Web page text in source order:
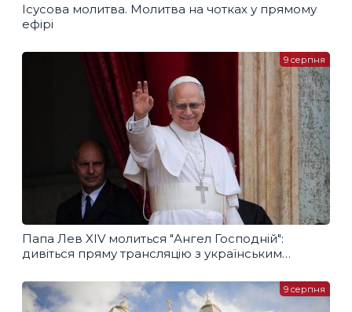
Ісусова молитва. Молитва на чотках у прямому
ефірі
Папа Лев XIV молиться "Ангел Господній":
дивіться пряму трансляцію з українським
9 серпня
9 серпня